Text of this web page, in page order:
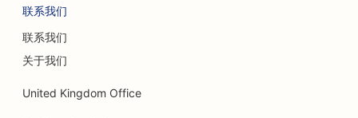
联系我们
联系我们
关于我们
United Kingdom Office